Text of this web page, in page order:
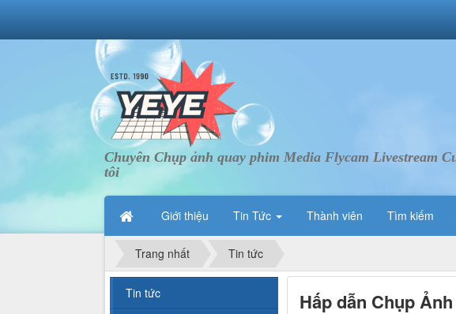
Chuyên Chụp ảnh quay phim Media Flycam Livestream
tôi
Giới thiệu Tin Tức Thành viên Tìm kiếm
Trang nhất Tin tức
Hấp dẫn Chụp
Tin tức